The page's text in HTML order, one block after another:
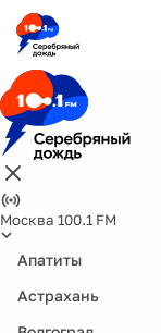
Москва 100.1 FM
Апатиты
Астрахань